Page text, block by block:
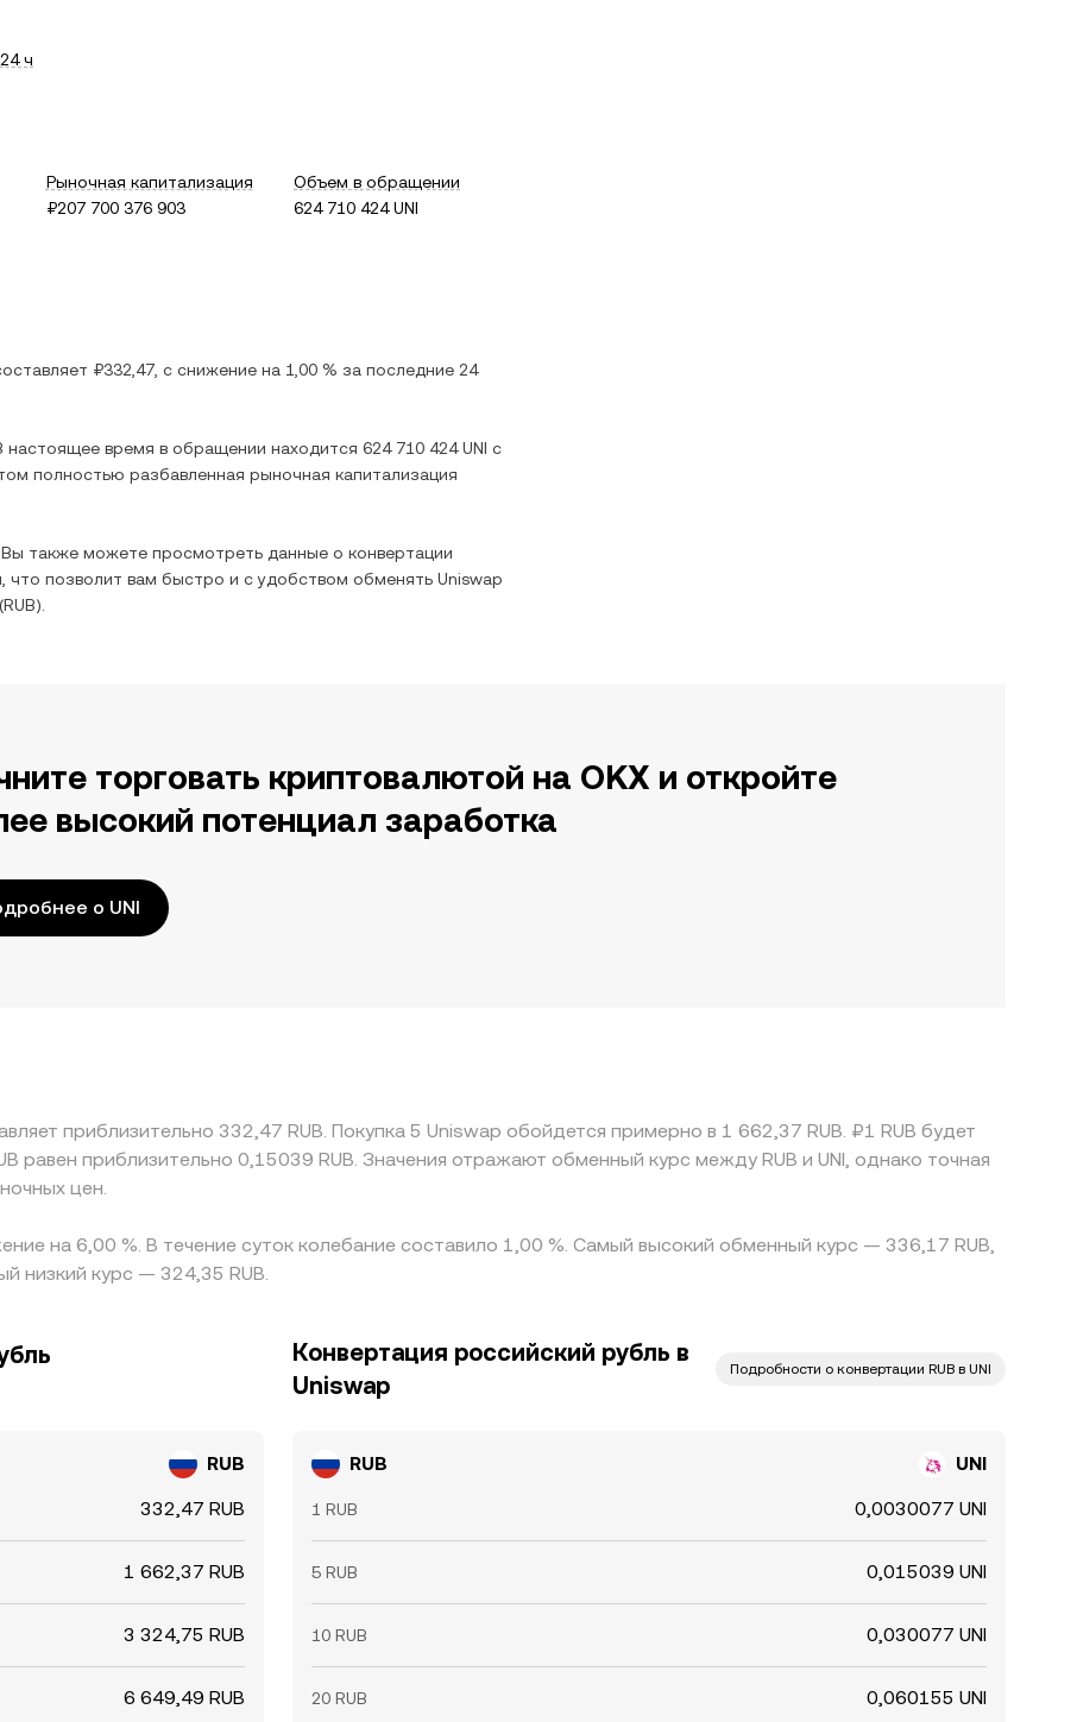
ч
Рыночная капитализация
₽207 700 376 903
Объем в обращении
624 710 424 UNI
₽332,47 , c снижение на 1,00 % за последние 24
настоящее время в обращении находится 624 710 424 UNI с
полностью разбавленная рыночная капитализация
также можете просмотреть данные о конвертации
что позволит вам быстро и с удобством обменять Uniswap
(RUB).
торговать криптовалютой на OKX и откройте
высокий потенциал заработка
о UNI
приблизительно 332,47 RUB. Покупка 5 Uniswap обойдется примерно в 1 662,37 RUB. ₽1 RUB будет
равен приблизительно 0,15039 RUB. Значения отражают обменный курс между RUB и UNI, однако точная
цен.
на 6,00 %. В течение суток колебание составило 1,00 %. Самый высокий обменный курс — 336,17 RUB,
низкий курс — 324,35 RUB.
RUB
332,47 RUB
1 662,37 RUB
3 324,75 RUB
6 649,49 RUB
Конвертация российский рубль в
Uniswap
Подробности о конвертации RUB в UNI
RUB UNI
1 RUB 0,0030077 UNI
5 RUB 0,015039 UNI
10 RUB 0,030077 UNI
20 RUB 0,060155 UNI